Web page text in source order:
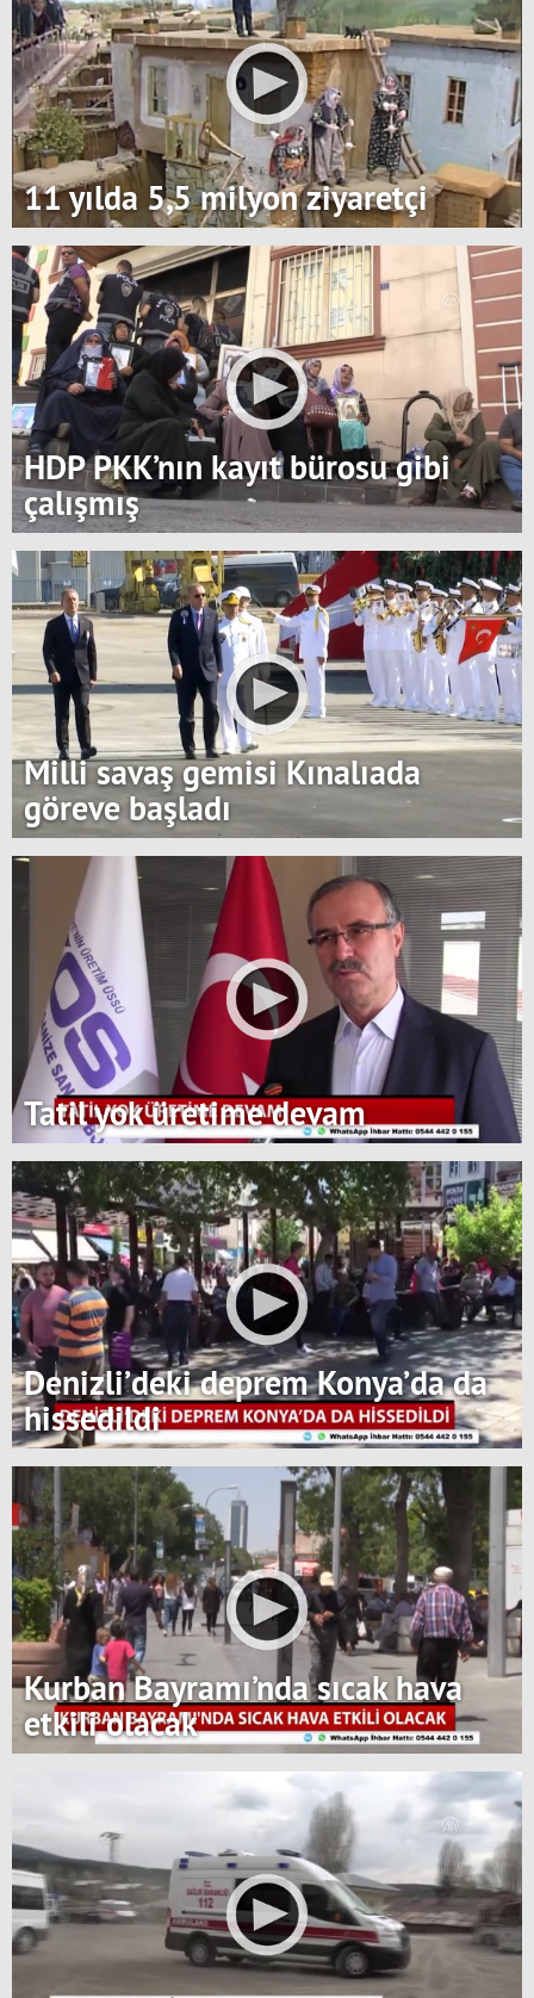
11 yılda 5,5 milyon ziyaretçi
HDP PKK’nın kayıt bürosu gibi
çalışmış
Milli savaş gemisi Kınalıada
göreve başladı
Tatil yok üretime devam
Denizli’deki deprem Konya’da da
hissedildi
Kurban Bayramı’nda sıcak hava
etkili olacak